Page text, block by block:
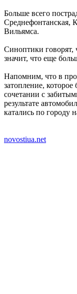
Больше всего
Среднефонтанская,
Вильямса.
Синоптики говорят,
значит, что еще
Напомним, что в
затопление,
сочетании с
результате
катались по городу
novostiua.net